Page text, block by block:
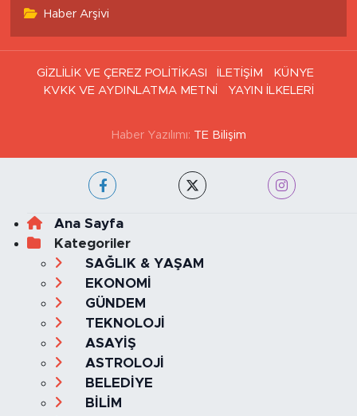
Haber Arşivi
GİZLİLİK VE ÇEREZ POLİTİKASI İLETİŞİM
KÜNYE
KVKK VE AYDINLATMA METNİ
YAYIN İLKELERİ
Haber Yazılımı: TE Bilişim
Ana Sayfa
Kategoriler
SAĞLIK & YAŞAM
EKONOMİ
GÜNDEM
TEKNOLOJİ
ASAYİŞ
ASTROLOJİ
BELEDİYE
BİLİM